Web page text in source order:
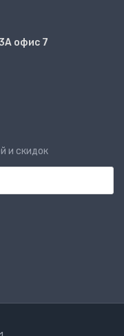
офис 7
и скидок